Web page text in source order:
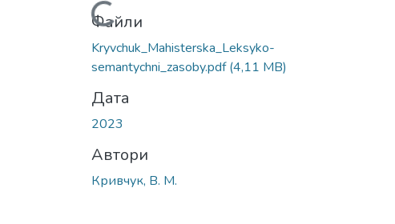
Вантажиться...
Файли
Kryvchuk_Mahisterska_Leksyko-
semantychni_zasoby.pdf(4,11 MB)
Дата
2023
Автори
Кривчук, В. М.